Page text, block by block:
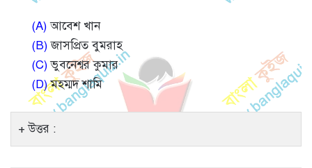
(A)আবেশ খান
(B)জাসপ্রিত বুমরাহ
(C)ভুবনেশ্বর কুমার
(D)মহম্মদ শামি
উত্তর :